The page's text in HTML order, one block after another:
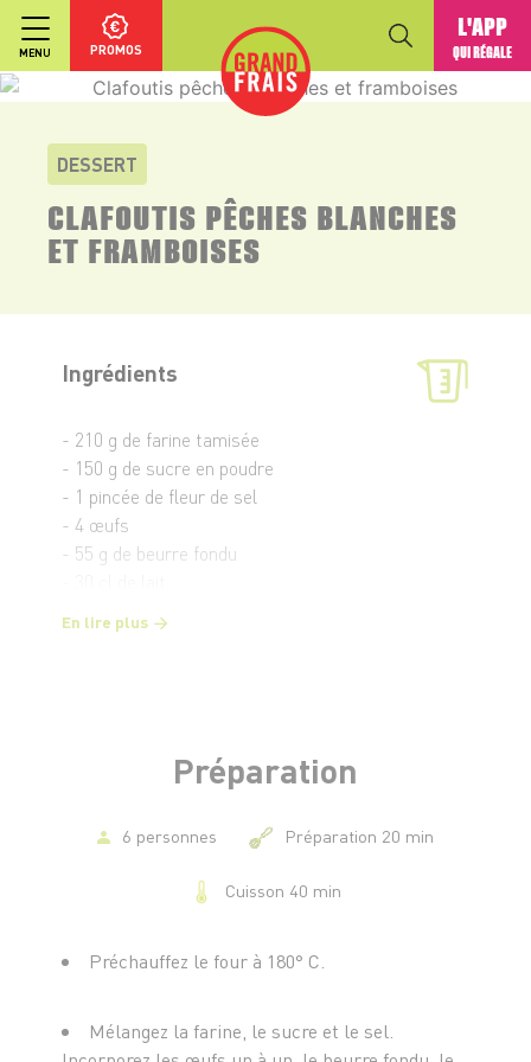
MENU PROMOS
L'APP
QUI RÉGALE
DESSERT
CLAFOUTIS PÊCHES BLANCHES
ET FRAMBOISES
Ingrédients
- 210 g de farine tamisée
- 150 g de sucre en poudre
- 1 pincée de fleur de sel
- 4 œufs
- 55 g de beurre fondu
- 3 pêches blanches Cœur de Cueillette
En lire plus
Préparation
6 personnes Préparation 20 min
Cuisson 40 min
Préchauffez le four à 180° C.
Mélangez la farine, le sucre et le sel.